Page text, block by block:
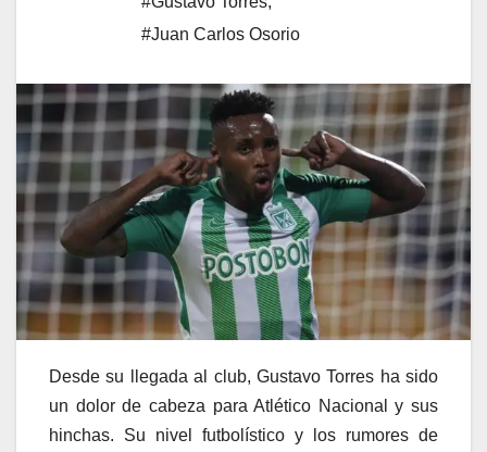
#Juan Carlos Osorio
Desde su llegada al club, Gustavo Torres ha sido
un dolor de cabeza para Atlético Nacional y sus
hinchas. Su nivel futbolístico y los rumores de